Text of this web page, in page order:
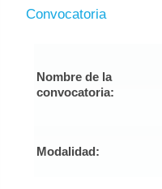
Convocatoria
Nombre de la
convocatoria:
Modalidad: